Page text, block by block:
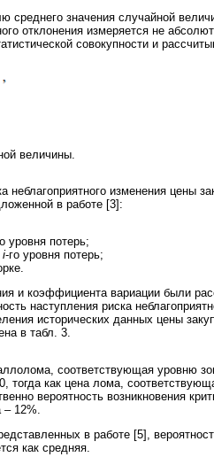
среднего значения случайной
отклонения измеряется не
совокупности и
величины.
неблагоприятного изменения цены
в работе [3]:
уровня потерь;
i-го уровня потерь;
и коэффициента вариации были
наступления риска
исторических данных цены
в табл. 3.
соответствующая уровню
тогда как цена лома,
вероятность возникновения
12%.
в работе [5],
как средняя.